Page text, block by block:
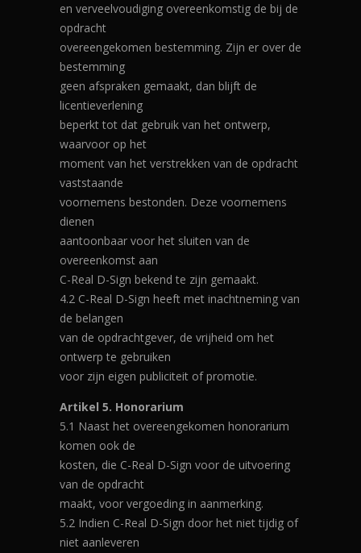
en verveelvoudiging overeenkomstig de bij de
opdracht
overeengekomen bestemming. Zijn er over de
bestemming
geen afspraken gemaakt, dan blijft de
licentieverlening
beperkt tot dat gebruik van het ontwerp,
waarvoor op het
moment van het verstrekken van de opdracht
vaststaande
voornemens bestonden. Deze voornemens
dienen
aantoonbaar voor het sluiten van de
overeenkomst aan
C-Real D-Sign bekend te zijn gemaakt.
4.2 C-Real D-Sign heeft met inachtneming van
de belangen
van de opdrachtgever, de vrijheid om het
ontwerp te gebruiken
voor zijn eigen publiciteit of promotie.
Artikel 5. Honorarium
5.1 Naast het overeengekomen honorarium
komen ook de
kosten, die C-Real D-Sign voor de uitvoering
van de opdracht
maakt, voor vergoeding in aanmerking.
5.2 Indien C-Real D-Sign door het niet tijdig of
niet aanleveren